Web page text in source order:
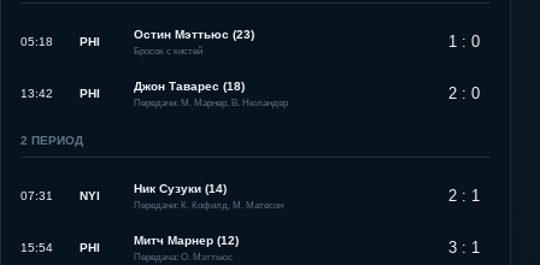
05:18 PHI
Остин Мэттьюс (23)
Бросок с кистей 1 : 0
13:42 PHI
Джон Таварес (18)
Передачи: М. Марнер, В. Нюландер 2 : 0
2 ПЕРИОД
07:31 NYI
Ник Сузуки (14)
Передачи: К. Кофилд, М. Матесон 2 : 1
15:54 PHI
Митч Марнер (12)
Передача: О. Мэттьюс 3 : 1